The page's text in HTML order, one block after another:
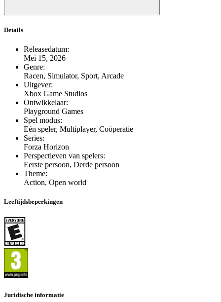
Details
Releasedatum:
Mei 15, 2026
Genre:
Racen, Simulator, Sport, Arcade
Uitgever:
Xbox Game Studios
Ontwikkelaar:
Playground Games
Spel modus:
Eén speler, Multiplayer, Coöperatie
Series:
Forza Horizon
Perspectieven van spelers:
Eerste persoon, Derde persoon
Theme:
Action, Open world
Leeftijdsbeperkingen
Juridische informatie